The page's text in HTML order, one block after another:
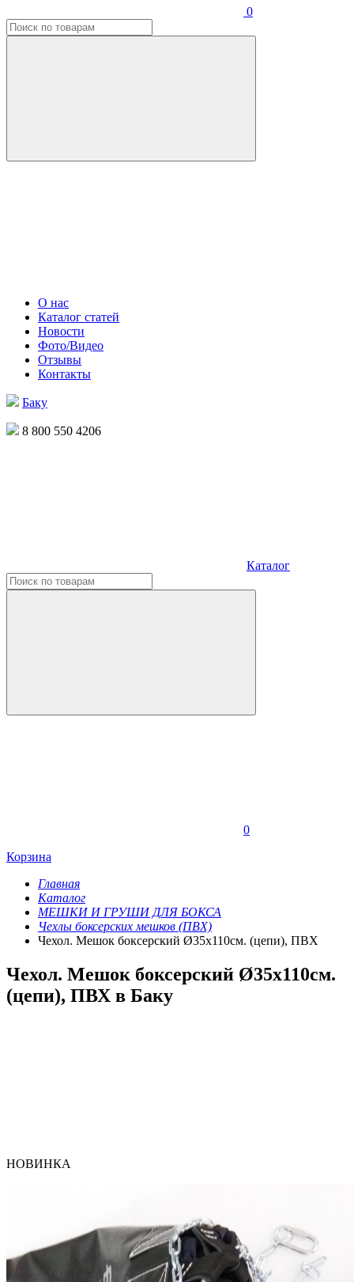
0
О нас
Каталог статей
Новости
Фото/Видео
Отзывы
Контакты
Баку
8 800 550 4206
Каталог
0
Корзина
Главная
Каталог
МЕШКИ И ГРУШИ ДЛЯ БОКСА
Чехлы боксерских мешков (ПВХ)
Чехол. Мешок боксерский Ø35х110см. (цепи), ПВХ
Чехол. Мешок боксерский Ø35х110см.
(цепи), ПВХ в Баку
НОВИНКА